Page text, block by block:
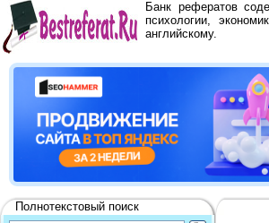
Банк рефератов
психологии,
английскому.
Полнотекстовый поиск